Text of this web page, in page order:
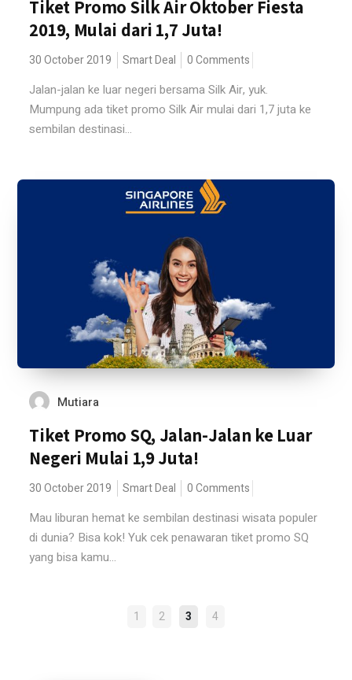
Tiket Promo Silk Air Oktober Fiesta
2019, Mulai dari 1,7 Juta!
30 October 2019 Smart Deal 0 Comments
Jalan-jalan ke luar negeri bersama Silk Air, yuk.
Mumpung ada tiket promo Silk Air mulai dari 1,7 juta ke
sembilan destinasi...
Mutiara
Tiket Promo SQ, Jalan-Jalan ke Luar
Negeri Mulai 1,9 Juta!
30 October 2019 Smart Deal 0 Comments
Mau liburan hemat ke sembilan destinasi wisata populer
di dunia? Bisa kok! Yuk cek penawaran tiket promo SQ
yang bisa kamu...
1 2 3 4